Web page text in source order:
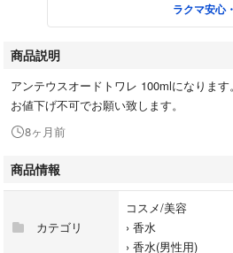
ラクマ安心
商品説明
アンテウスオードトワレ 100mlになります
お値下げ不可でお願い致します。
8ヶ月前
商品情報
カテゴリ
コスメ/美容
› 香水
› 香水(男性用)